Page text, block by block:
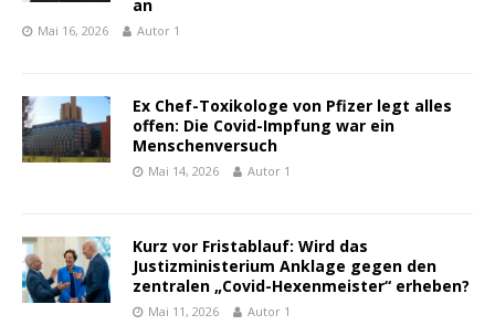
an
Mai 16, 2026 Autor 1
Ex Chef-Toxikologe von Pfizer legt alles
offen: Die Covid-Impfung war ein
Menschenversuch
Mai 14, 2026 Autor 1
Kurz vor Fristablauf: Wird das
Justizministerium Anklage gegen den
zentralen „Covid-Hexenmeister“ erheben?
Mai 11, 2026 Autor 1